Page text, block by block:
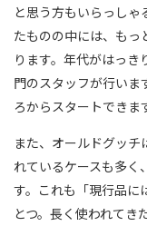
と思う方もいらっし
たものの中には、もっ
ります。年代がはっ
門のスタッフが行いま
ろからスタートできま
また、オールドグッ
れているケースも多く
す。これも「現行品に
とつ。長く使われてき